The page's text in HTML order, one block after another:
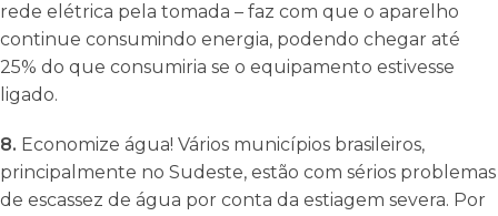
rede elétrica pela tomada – faz com que o aparelho
continue consumindo energia, podendo chegar até
25% do que consumiria se o equipamento estivesse
ligado.
8. Economize água! Vários municípios brasileiros,
principalmente no Sudeste, estão com sérios problemas
de escassez de água por conta da estiagem severa. Por